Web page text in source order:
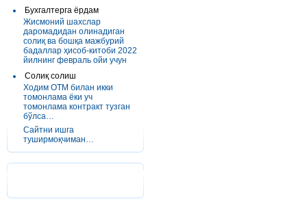
Бухгалтерга ёрдам
Жисмоний шахслар
даромадидан олинадиган
солиқ ва бошқа мажбурий
бадаллар ҳисоб-китоби 2022
йилнинг февраль ойи учун
Солиқ солиш
Ходим ОТМ билан икки
томонлама ёки уч
томонлама контракт тузган
бўлса…
Сайтни ишга
туширмоқчиман…